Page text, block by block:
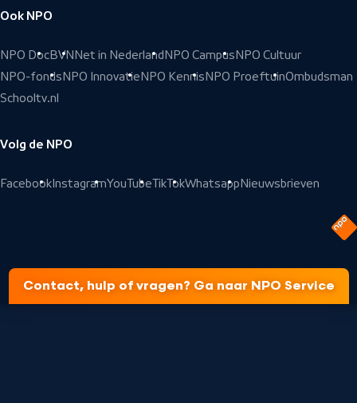
Ook NPO
NPO DocBVN Net in Nederland NPO Campus NPO Cultuur
NPO-fonds NPO Innovatie NPO Kennis NPO ProeftuinOmbudsman
Schooltv.nl
Volg de NPO
Facebook InstagramYouTubeTikTokWhatsapp Nieuwsbrieven
Contact, hulp of vragen? Ga naar NPO Service